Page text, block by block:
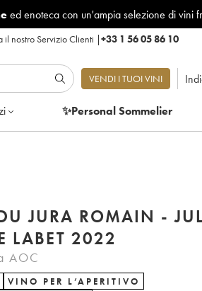
ed enoteca con un'ampia selezione di vini
il nostro Servizio Clienti |+33 1 56 05 86 10
VENDI I TUOI VINI
✨Personal Sommelier
JURA ROMAIN -
LABET 2022
AOC
VINO PER L’APERITIVO